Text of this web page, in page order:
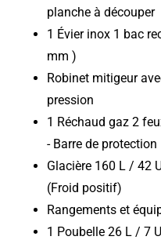
planche à découper
1 Évier inox 1 bac
mm )
Robinet mitigeur
pression
1 Réchaud gaz 2
- Barre de protection
Glacière 160 L / 42
(Froid positif)
Rangements et
1 Poubelle 26 L / 7